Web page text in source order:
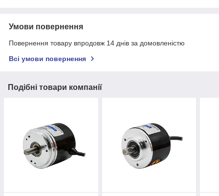
Умови повернення
Повернення товару впродовж 14 днів за домовленістю
Всі умови повернення
Подібні товари компанії